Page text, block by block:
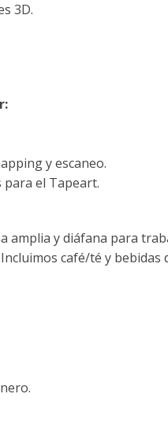
3D.
y escaneo.
el Tapeart.
amplia y diáfana para
café/té y bebidas